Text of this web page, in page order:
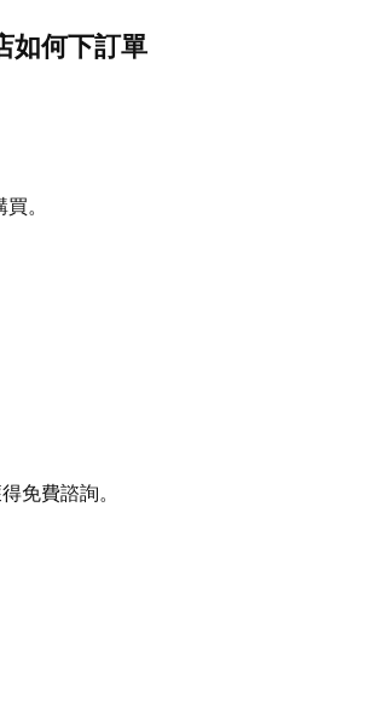
如何下訂單
。
免費諮詢。